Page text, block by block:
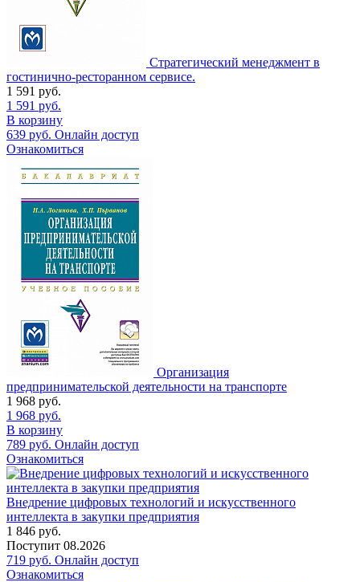
Стратегический менеджмент в
гостинично-ресторанном сервисе.
1 591 руб.
1 591 руб.
В корзину
639 руб. Онлайн доступ
Ознакомиться
Организация
предпринимательской деятельности на транспорте
1 968 руб.
1 968 руб.
В корзину
789 руб. Онлайн доступ
Ознакомиться
Внедрение цифровых технологий и искусственного
интеллекта в закупки предприятия
1 846 руб.
Поступит 08.2026
719 руб. Онлайн доступ
Ознакомиться